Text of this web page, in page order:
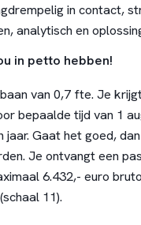
in contact,
analytisch en
in petto hebben!
van 0,7 fte. Je
bepaalde tijd van 1
jaar. Gaat het goed,
Je ontvangt een
6.432,- euro
11).